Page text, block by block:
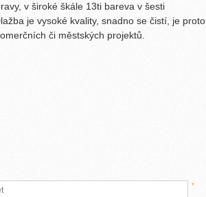
v široké škále 13ti bareva v šesti
je vysoké kvality, snadno se čistí, je proto
či městských projektů.
*